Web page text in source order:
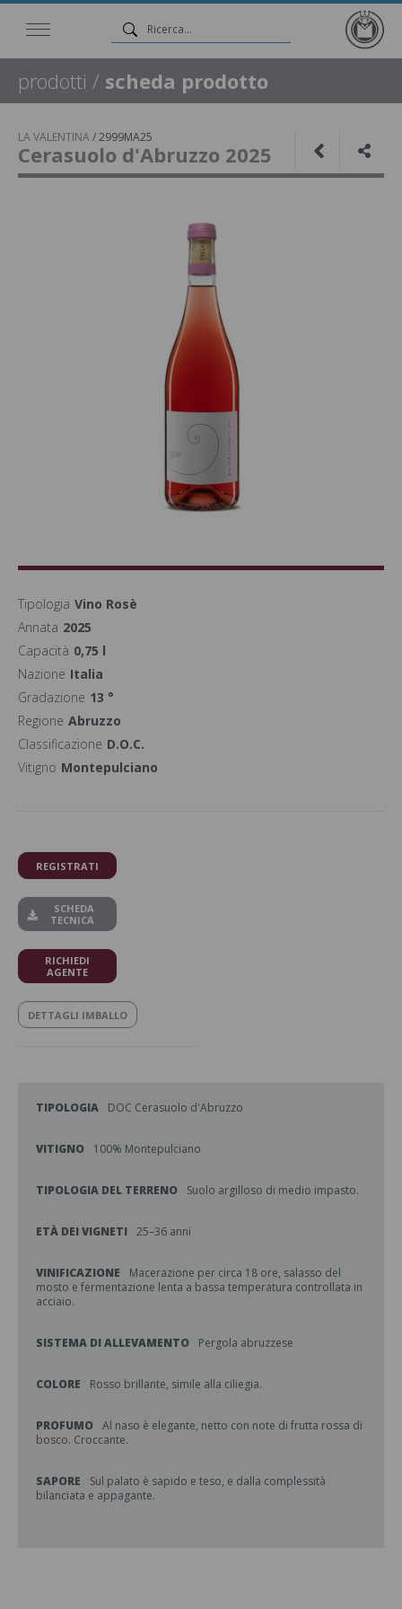
prodotti / scheda prodotto
LA VALENTINA/2999MA25
Cerasuolo d'Abruzzo 2025
Tipologia Vino Rosè
Annata 2025
Capacità 0,75 l
Nazione Italia
Gradazione 13 °
Regione Abruzzo
Classificazione D.O.C.
Vitigno Montepulciano
REGISTRATI
SCHEDA
TECNICA
RICHIEDI
AGENTE
DETTAGLI IMBALLO
TIPOLOGIA DOC Cerasuolo d'Abruzzo
VITIGNO 100% Montepulciano
TIPOLOGIA DEL TERRENO Suolo argilloso di medio impasto.
ETÀ DEI VIGNETI 25–36 anni
VINIFICAZIONE
Macerazione per circa 18 ore, salasso del
mosto e fermentazione lenta a bassa temperatura controllata in
acciaio.
SISTEMA DI ALLEVAMENTO Pergola abruzzese
COLORE Rosso brillante, simile alla ciliegia.
PROFUMO Al naso è elegante, netto con note di frutta rossa di
bosco. Croccante.
SAPORE
Sul palato è sapido e teso, e dalla complessità
bilanciata e appagante.